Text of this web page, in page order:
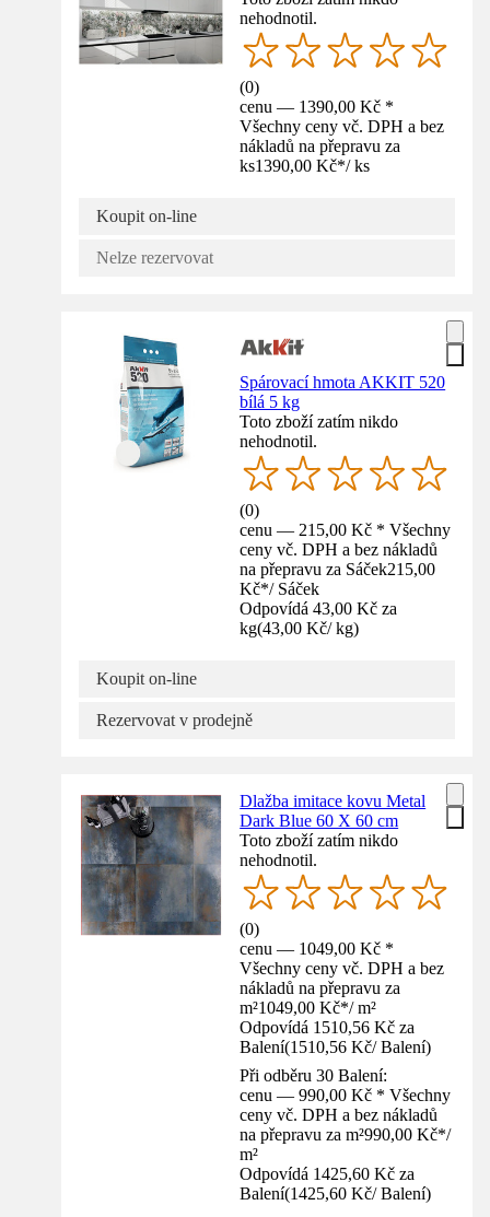
nehodnotil.
(0)
cenu — 1390,00 Kč *
Všechny ceny vč. DPH a bez
nákladů na přepravu za
ks1390,00 Kč*/ ks
Koupit on-line
Nelze rezervovat
Spárovací hmota AKKIT 520
bílá 5 kg
Toto zboží zatím nikdo
nehodnotil.
(0)
cenu — 215,00 Kč * Všechny
ceny vč. DPH a bez nákladů
na přepravu za Sáček215,00
Kč*/ Sáček
Odpovídá 43,00 Kč za
kg(43,00 Kč/ kg)
Koupit on-line
Rezervovat v prodejně
Dlažba imitace kovu Metal
Dark Blue 60 X 60 cm
Toto zboží zatím nikdo
nehodnotil.
(0)
cenu — 1049,00 Kč *
Všechny ceny vč. DPH a bez
nákladů na přepravu za
m²1049,00 Kč*/ m²
Odpovídá 1510,56 Kč za
Balení(1510,56 Kč/ Balení)
Při odběru 30 Balení:
cenu — 990,00 Kč * Všechny
ceny vč. DPH a bez nákladů
na přepravu za m²990,00 Kč*/
m²
Odpovídá 1425,60 Kč za
Balení(1425,60 Kč/ Balení)